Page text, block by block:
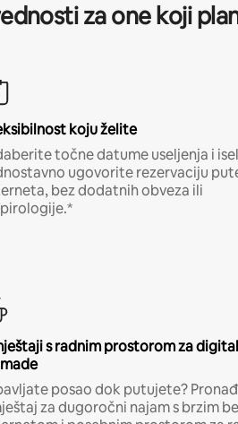
za one koji
koju želite
točne datume useljenja i
ugovorite rezervaciju
bez dodatnih obveza ili
s radnim prostorom za
posao dok putujete?
za dugoročni najam s brzim